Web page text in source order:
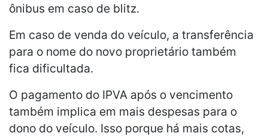
ônibus em caso de blitz.
Em caso de venda do veículo, a transferência
para o nome do novo proprietário também
fica dificultada.
O pagamento do IPVA após o vencimento
também implica em mais despesas para o
dono do veículo. Isso porque há mais cotas,